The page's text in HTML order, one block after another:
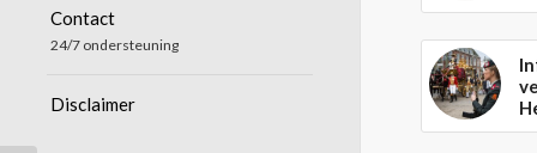
Contact
24/7 ondersteuning
Disclaimer